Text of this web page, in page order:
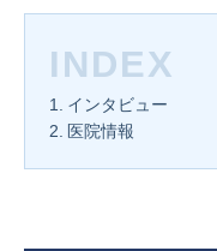
INDEX
インタビュー
医院情報